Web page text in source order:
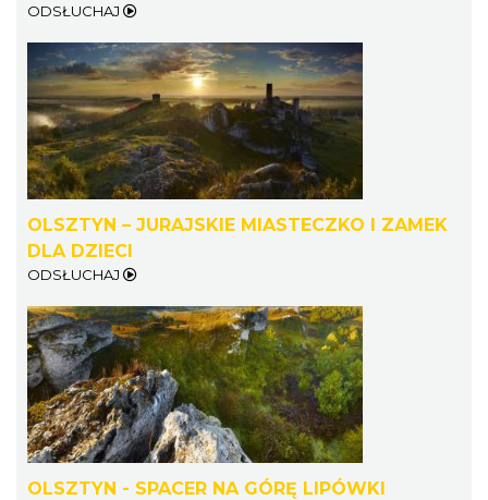
ODSŁUCHAJ
OLSZTYN – JURAJSKIE MIASTECZKO I ZAMEK
DLA DZIECI
ODSŁUCHAJ
OLSZTYN - SPACER NA GÓRĘ LIPÓWKI